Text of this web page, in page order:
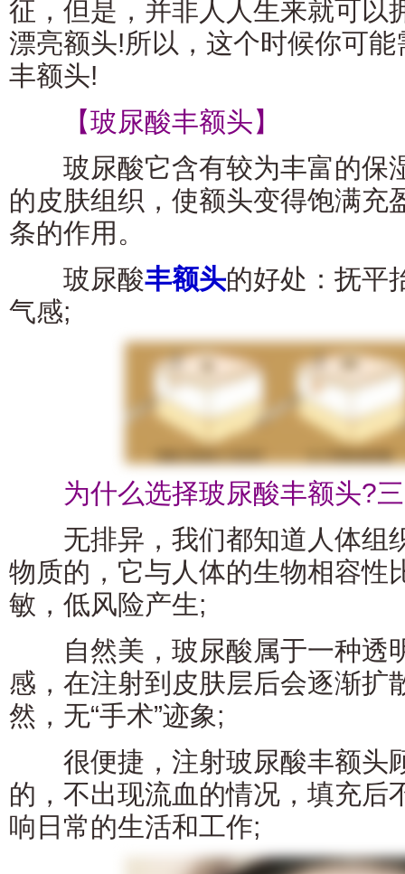
征，但是，并非人人生来就可以
漂亮额头!所以，这个时候你可
丰额头!
【玻尿酸丰额头】
玻尿酸它含有较为丰富的保
的皮肤组织，使额头变得饱满充
条的作用。
玻尿酸丰额头的好处：抚平
气感;
为什么选择玻尿酸丰额头?三
无排异，我们都知道人体组
物质的，它与人体的生物相容性
敏，低风险产生;
自然美，玻尿酸属于一种透
感，在注射到皮肤层后会逐渐扩
然，无“手术”迹象;
很便捷，注射玻尿酸丰额头
的，不出现流血的情况，填充后
响日常的生活和工作;